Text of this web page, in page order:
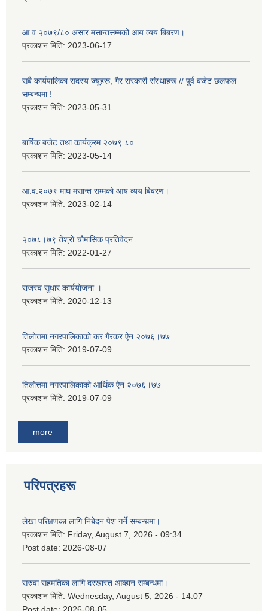
आ.व.२०७९/८० असार मसान्तसम्मको आय व्यय बिबरण।
प्रकाशन मिति: 2023-06-17
सबै कार्यपालिका सदस्य ज्यूहरू, गैर सरकारी संस्थाहरू // पुर्व बजेट छलफल
सम्बन्धमा !
प्रकाशन मिति: 2023-05-31
बार्षिक बजेट तथा कार्यक्रम २०७९.८०
प्रकाशन मिति: 2023-05-14
आ.व.२०७९ माघ मसान्त सम्मको आय व्यय बिबरण।
प्रकाशन मिति: 2023-02-14
२०७८।७९ तेश्राे चाैमासिक प्रतिवेदन
प्रकाशन मिति: 2022-01-27
राजस्व सुधार कार्ययाेजना ।
प्रकाशन मिति: 2020-12-13
तिलोत्तमा नगरपालिकाको कर गैरकर ऐन २०७६।७७
प्रकाशन मिति: 2019-07-09
तिलोत्तमा नगरपालिकाको आर्थिक ऐन २०७६।७७
प्रकाशन मिति: 2019-07-09
more
परिपत्रहरू
लेखा परिक्षणका लागि निबेदन पेश गर्ने सम्बन्धमा।
प्रकाशन मिति: Friday, August 7, 2026 - 09:34
Post date: 2026-08-07
सरुवा सहमतिका लागि दरखास्त आब्हान सम्बन्धमा।
प्रकाशन मिति: Wednesday, August 5, 2026 - 14:07